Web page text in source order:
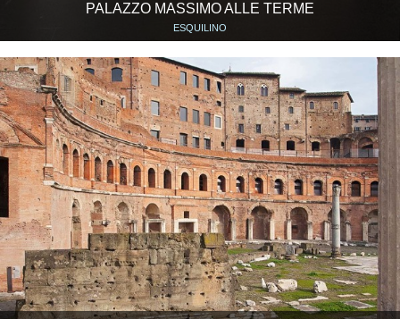
PALAZZO MASSIMO ALLE TERME
ESQUILINO